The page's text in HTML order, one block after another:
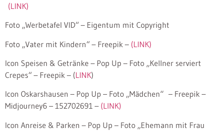
(LINK)
Foto „Werbetafel VID“ – Eigentum mit Copyright
Foto „Vater mit Kindern“ – Freepik – (LINK)
Icon Speisen & Getränke – Pop Up – Foto „Kellner serviert
Crepes“ – Freepik – (LINK)
Icon Oskarshausen – Pop Up – Foto „Mädchen“ – Freepik –
Midjourney6 – 152702691 – (LINK)
Icon Anreise & Parken – Pop Up – Foto „Ehemann mit Frau